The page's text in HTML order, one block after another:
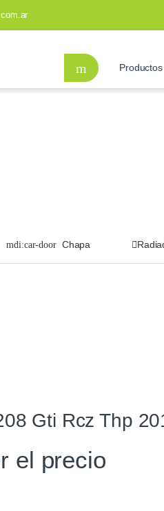
Productos
Chapa
Gti Rcz Thp
el precio